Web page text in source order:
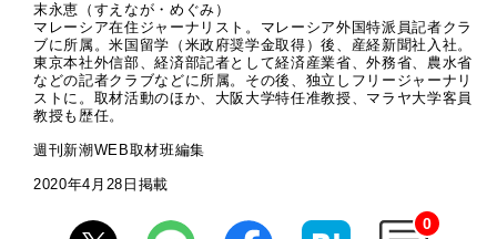
末永恵（すえなが・めぐみ）
マレーシア在住ジャーナリスト。マレーシア外国特派員記者クラ
ブに所属。米国留学（米政府奨学金取得）後、産経新聞社入社。
東京本社外信部、経済部記者として経済産業省、外務省、農水省
などの記者クラブなどに所属。その後、独立しフリージャーナリ
ストに。取材活動のほか、大阪大学特任准教授、マラヤ大学客員
教授も歴任。
週刊新潮WEB取材班編集
2020年4月28日掲載
0